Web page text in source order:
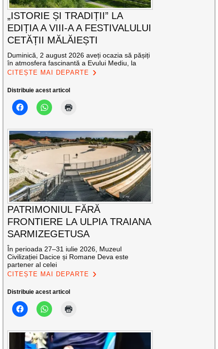
„ISTORIE ȘI TRADIȚII” LA
EDIȚIA A VIII-A A FESTIVALULUI
CETĂȚII MĂLĂIEȘTI
Duminică, 2 august 2026 aveți ocazia să pășiți
în atmosfera fascinantă a Evului Mediu, la
CITEȘTE MAI DEPARTE
Distribuie acest articol
PATRIMONIUL FĂRĂ
FRONTIERE LA ULPIA TRAIANA
SARMIZEGETUSA
În perioada 27–31 iulie 2026, Muzeul
Civilizației Dacice și Romane Deva este
partener al celei
CITEȘTE MAI DEPARTE
Distribuie acest articol